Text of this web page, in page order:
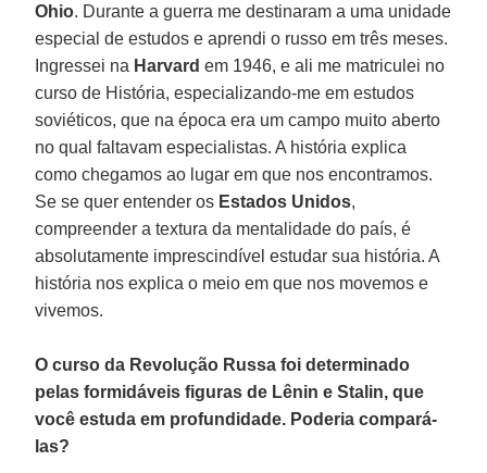
Ohio. Durante a guerra me destinaram a uma unidade
especial de estudos e aprendi o russo em três meses.
Ingressei na Harvard em 1946, e ali me matriculei no
curso de História, especializando-me em estudos
soviéticos, que na época era um campo muito aberto
no qual faltavam especialistas. A história explica
como chegamos ao lugar em que nos encontramos.
Se se quer entender os Estados Unidos,
compreender a textura da mentalidade do país, é
absolutamente imprescindível estudar sua história. A
história nos explica o meio em que nos movemos e
vivemos.
O curso da Revolução Russa foi determinado
pelas formidáveis figuras de Lênin e Stalin, que
você estuda em profundidade. Poderia compará-
las?